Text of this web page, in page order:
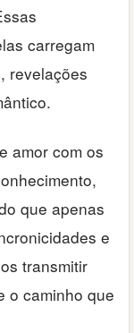
carregam
revelações
amor com os
que apenas
e
transmitir
o caminho que